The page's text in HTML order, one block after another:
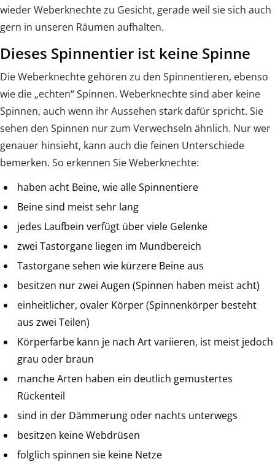
wieder Weberknechte zu Gesicht, gerade weil sie sich auch
gern in unseren Räumen aufhalten.
Dieses Spinnentier ist keine Spinne
Die Weberknechte gehören zu den Spinnentieren, ebenso
wie die „echten“ Spinnen. Weberknechte sind aber keine
Spinnen, auch wenn ihr Aussehen stark dafür spricht. Sie
sehen den Spinnen nur zum Verwechseln ähnlich. Nur wer
genauer hinsieht, kann auch die feinen Unterschiede
bemerken. So erkennen Sie Weberknechte:
haben acht Beine, wie alle Spinnentiere
Beine sind meist sehr lang
jedes Laufbein verfügt über viele Gelenke
zwei Tastorgane liegen im Mundbereich
Tastorgane sehen wie kürzere Beine aus
besitzen nur zwei Augen (Spinnen haben meist acht)
einheitlicher, ovaler Körper (Spinnenkörper besteht
aus zwei Teilen)
Körperfarbe kann je nach Art variieren, ist meist jedoch
grau oder braun
manche Arten haben ein deutlich gemustertes
Rückenteil
sind in der Dämmerung oder nachts unterwegs
besitzen keine Webdrüsen
folglich spinnen sie keine Netze